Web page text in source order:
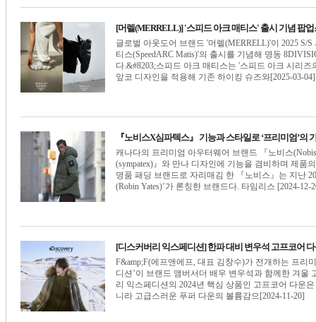
[머렐(MERRELL)] '스피드 아크 매티스' 출시 기념 팝
글로벌 아웃도어 브랜드 '머렐(MERRELL)'이 2025 S/
티스(SpeedARC Matis)'의 출시를 기념해 명동
다.&#8203;스피드 아크 매티스는 '스피드 아크 시리
앞코 디자인을 적용해 기존 하이킹 슈즈와[2025-03-04]
『노비스X심파텍스』 기능과 스타일로 ‘프리미엄’의
캐나다의 프리미엄 아우터웨어 브랜드 『노비스
(sympatex)』와 만나 디자인에 기능을 겸비하며 제품
명품 패딩 브랜드로 자리매김 한 『노비스』는 지난
(Robin Yates)’가 론칭한 브랜드다. 타임리스 [2024-12-
[디스커버리 익스페디션] 한파 대비 변우석 고프코어
F&amp;F(에프앤에프, 대표 김창수)가 전개하는 프리
디션’이 브랜드 앰버서더 배우 변우석과 함께한 겨
리 익스페디션의 2024년 핵심 상품인 고프코어 다운
니라 고급스러운 푸퍼 다운의 볼륨감으[2024-11-20]